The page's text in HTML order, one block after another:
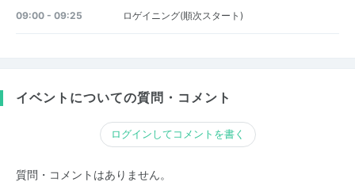
09:00 - 09:25 ロゲイニング(順次スタート)
イベントについての質問・コメント
ログインしてコメントを書く
質問・コメントはありません。